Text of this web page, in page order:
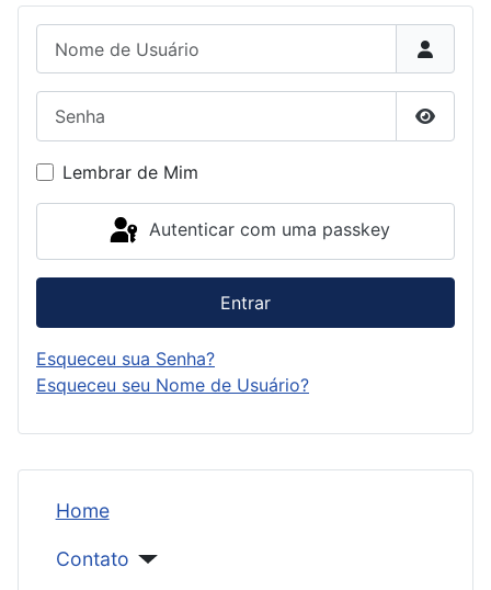
Home
Contato
Nome de Usuário
Lembrar de Mim
Autenticar com uma passkey
Entrar
Esqueceu sua Senha?
Esqueceu seu Nome de Usuário?